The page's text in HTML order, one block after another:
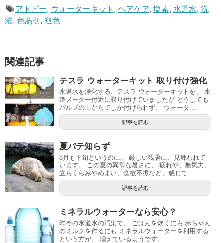
アトピー, ウォーターキット , ヘアケア, 塩素, 水道水, 洗
濯, 色あせ, 褪色
関連記事
テスラ ウォーターキット 取り付け強化
水道水を浄化する、テスラ ウォーターキットを、 水
道メーター付近に取り付けていましたが どうしても
バルブの上からでしか付けられず、 ウォータ...
記事を読む
夏バテ知らず
8月も下旬というのに、 厳しい残暑に、見舞われて
います。 この夏の異常な暑さに、 疲れや、無気力、
立ちくらみやめまい、食欲不振など、感じて...
記事を読む
ミネラルウォーターなら安心？
昨今の水道水の汚染で、 ごはんを炊くにも 赤ちゃん
のミルクを作るにも ミネラルウォーターを利用する
という方が、 増えているようです。